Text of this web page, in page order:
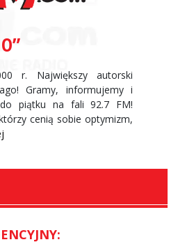
r. Największy autorski
Gramy, informujemy i
piątku na fali 92.7 FM!
cenią sobie optymizm,